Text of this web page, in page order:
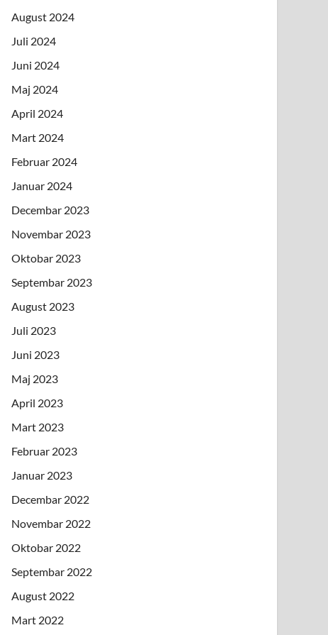
August 2024
Juli 2024
Juni 2024
Maj 2024
April 2024
Mart 2024
Februar 2024
Januar 2024
Decembar 2023
Novembar 2023
Oktobar 2023
Septembar 2023
August 2023
Juli 2023
Juni 2023
Maj 2023
April 2023
Mart 2023
Februar 2023
Januar 2023
Decembar 2022
Novembar 2022
Oktobar 2022
Septembar 2022
August 2022
Mart 2022